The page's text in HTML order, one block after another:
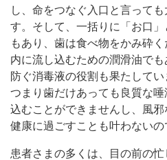
し、命をつなぐ入口と言って
す。そして、一括りに「お口
もあり、歯は食べ物をかみ砕
内に流し込むための潤滑油で
防ぐ消毒液の役割も果たしてい
つまり歯だけあっても良質な
込むことができませんし、風
健康に過ごすことも叶わないの
患者さまの多くは、目の前の